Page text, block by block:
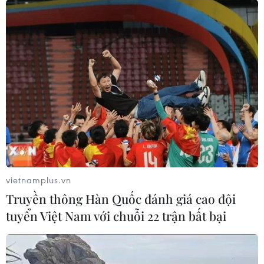
04/08/2026 03:17
ASEAN Cup 2026: "Chìa khóa" giúp
tuyển Việt Nam quật ngã Indonesia
04/08/2026 03:05
ASEAN Cup 2026: Đội tuyển Việt
Nam tạo "cơn địa chấn" trên truyền
thông khu vực
Báo chí Đông Nam Á "dậy
sóng" vì tuyển Việt Nam, chỉ ra lý do
Indonesia thua đau
04/08/2026 02:32
vietnamplus.vn
Truyền thông Hàn Quốc đánh giá cao đội
tuyển Việt Nam với chuỗi 22 trận bất bại